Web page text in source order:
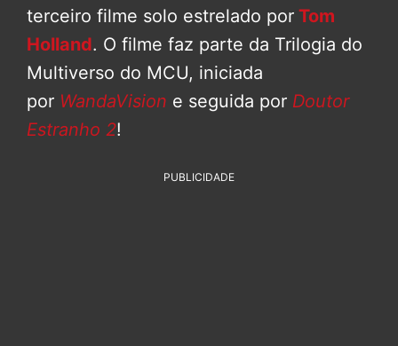
terceiro filme solo estrelado por Tom
Holland. O filme faz parte da Trilogia do
Multiverso do MCU, iniciada
por WandaVision e seguida por Doutor
Estranho 2!
PUBLICIDADE